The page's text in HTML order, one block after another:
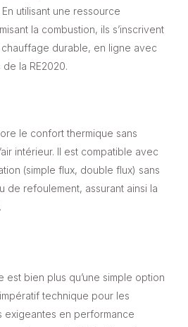
utilisant une ressource
la combustion, ils s’inscrivent
durable, en ligne avec
la RE2020.
le confort thermique sans
intérieur. Il est compatible avec
(simple flux, double flux) sans
de refoulement, assurant ainsi la
bien plus qu’une simple option
technique pour les
exigeantes en performance